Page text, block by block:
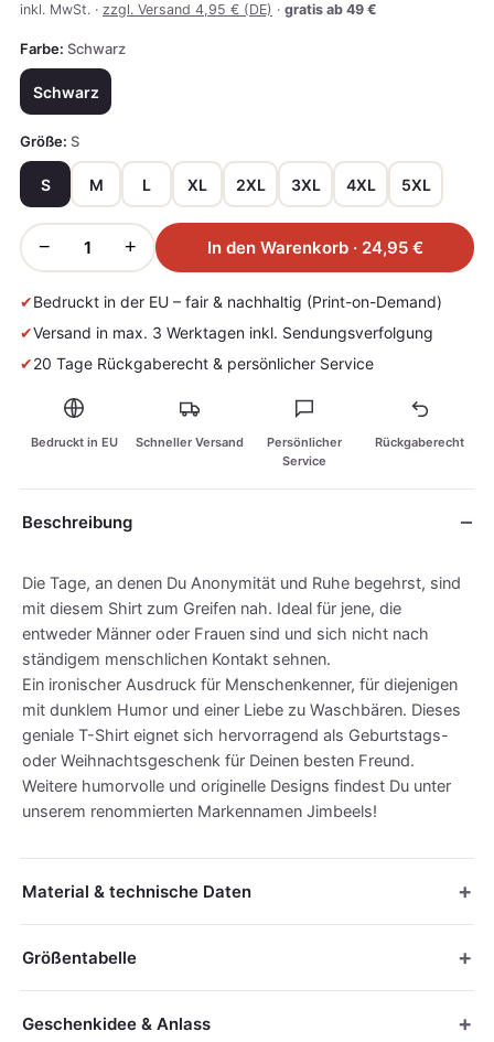
inkl. MwSt. · zzgl. Versand 4,95 € (DE) · gratis ab 49 €
Farbe: Schwarz
Schwarz
Größe: S
S M L XL 2XL 3XL 4XL 5XL
− + In den Warenkorb · 24,95 €
✔Bedruckt in der EU – fair & nachhaltig (Print-on-Demand)
✔Versand in max. 3 Werktagen inkl. Sendungsverfolgung
✔20 Tage Rückgaberecht & persönlicher Service
Bedruckt in EU Schneller Versand
Persönlicher
Service
Rückgaberecht
Beschreibung
Die Tage, an denen Du Anonymität und Ruhe begehrst, sind
mit diesem Shirt zum Greifen nah. Ideal für jene, die
entweder Männer oder Frauen sind und sich nicht nach
ständigem menschlichen Kontakt sehnen.
Ein ironischer Ausdruck für Menschenkenner, für diejenigen
mit dunklem Humor und einer Liebe zu Waschbären. Dieses
geniale T-Shirt eignet sich hervorragend als Geburtstags-
oder Weihnachtsgeschenk für Deinen besten Freund.
Weitere humorvolle und originelle Designs findest Du unter
unserem renommierten Markennamen Jimbeels!
Material & technische Daten
Größentabelle
Geschenkidee & Anlass